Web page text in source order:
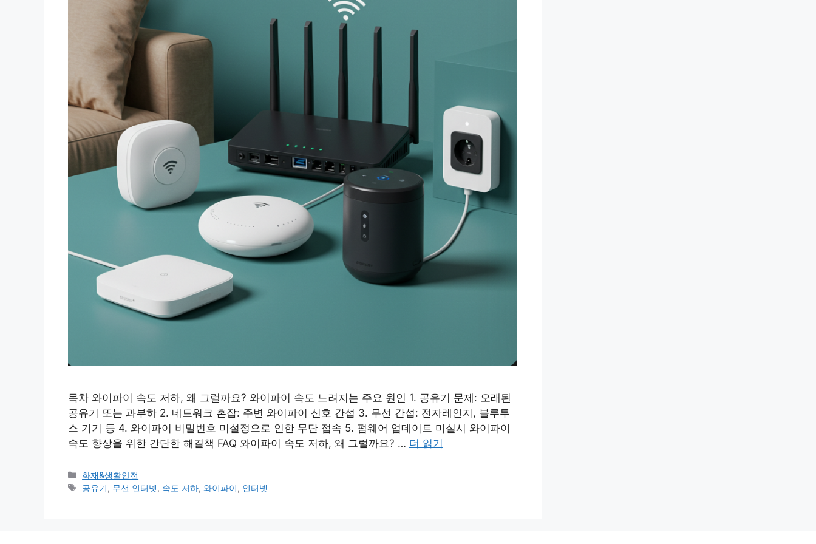
목차 와이파이 속도 저하, 왜 그럴까요? 와이파이 속도 느려지는 주요 원인 1. 공유기 문제: 오래된
공유기 또는 과부하 2. 네트워크 혼잡: 주변 와이파이 신호 간섭 3. 무선 간섭: 전자레인지, 블루투
스 기기 등 4. 와이파이 비밀번호 미설정으로 인한 무단 접속 5. 펌웨어 업데이트 미실시 와이파이
속도 향상을 위한 간단한 해결책 FAQ 와이파이 속도 저하, 왜 그럴까요? … 더 읽기
카
테
화재&생활안전
태
공유기, 무선 인터넷, 속도 저하,와이파이, 인터넷